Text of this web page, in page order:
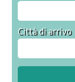
Città di arrivo